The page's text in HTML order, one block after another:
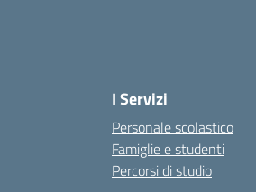
I Servizi
Personale scolastico
Famiglie e studenti
Percorsi di studio